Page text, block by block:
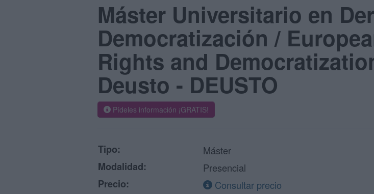
Máster Universitario en
Democratización /
Rights and
Deusto - DEUSTO
Pídeles información ¡GRATIS!
Tipo:
Máster
Modalidad:
Presencial
Precio:
Consultar precio